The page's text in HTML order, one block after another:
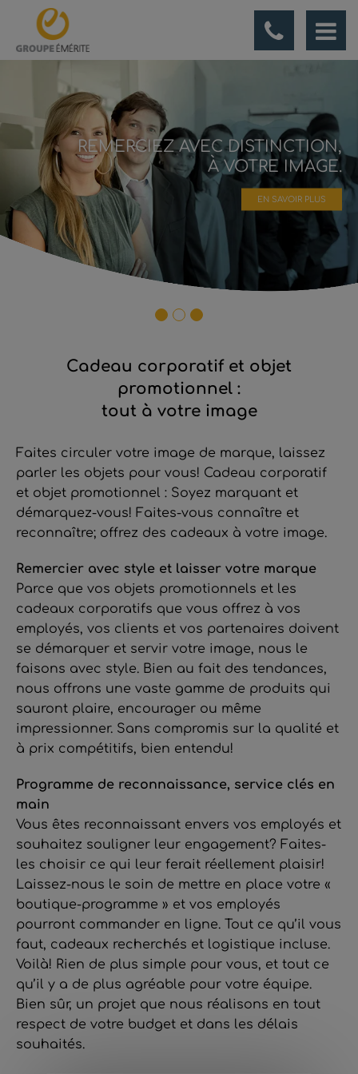
Panneau de gestion des cookies
REMERCIEZ AVEC DISTINCTION,
À VOTRE IMAGE.
EN SAVOIR PLUS
Cadeau corporatif et objet
promotionnel :
tout à votre image
Faites circuler votre image de marque, laissez
parler les objets pour vous! Cadeau corporatif
et objet promotionnel : Soyez marquant et
démarquez-vous! Faites-vous connaître et
reconnaître; offrez des cadeaux à votre image.
Remercier avec style et laisser votre marque
Parce que vos objets promotionnels et les
cadeaux corporatifs que vous offrez à vos
employés, vos clients et vos partenaires doivent
se démarquer et servir votre image, nous le
faisons avec style. Bien au fait des tendances,
nous offrons une vaste gamme de produits qui
sauront plaire, encourager ou même
impressionner. Sans compromis sur la qualité et
à prix compétitifs, bien entendu!
Programme de reconnaissance, service clés en
main
Vous êtes reconnaissant envers vos employés et
souhaitez souligner leur engagement? Faites-
les choisir ce qui leur ferait réellement plaisir!
Laissez-nous le soin de mettre en place votre «
boutique-programme » et vos employés
pourront commander en ligne. Tout ce qu’il vous
faut, cadeaux recherchés et logistique incluse.
Voilà! Rien de plus simple pour vous, et tout ce
qu’il y a de plus agréable pour votre équipe.
Bien sûr, un projet que nous réalisons en tout
respect de votre budget et dans les délais
souhaités.